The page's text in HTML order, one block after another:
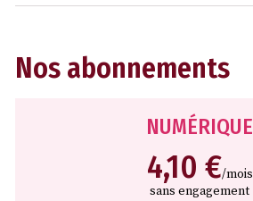
Nos abonnements
NUMÉRIQUE
4,10 €/mois
sans engagement